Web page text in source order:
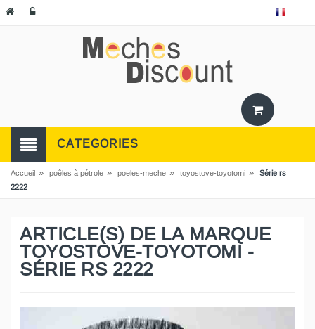
CATEGORIES
Accueil » poêles à pétrole » poeles-meche » toyostove-toyotomi »
Série rs
2222
ARTICLE(S) DE LA MARQUE
TOYOSTOVE-TOYOTOMI -
SÉRIE RS 2222